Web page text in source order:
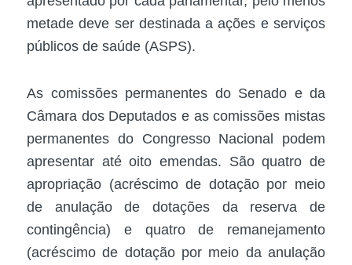
metade deve ser destinada a ações e serviços
públicos de saúde (ASPS).
As comissões permanentes do Senado e da
Câmara dos Deputados e as comissões mistas
permanentes do Congresso Nacional podem
apresentar até oito emendas. São quatro de
apropriação (acréscimo de dotação por meio
de anulação de dotações da reserva de
contingência) e quatro de remanejamento
(acréscimo de dotação por meio da anulação